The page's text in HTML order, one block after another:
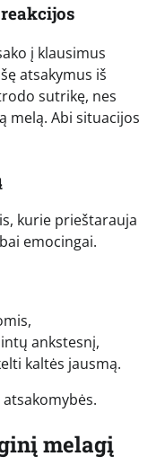
į klausimus
atsakymus iš
sutrikę, nes
melą. Abi situacijos
kurie prieštarauja
emocingai.
ankstesnį,
kaltės jausmą.
melagį